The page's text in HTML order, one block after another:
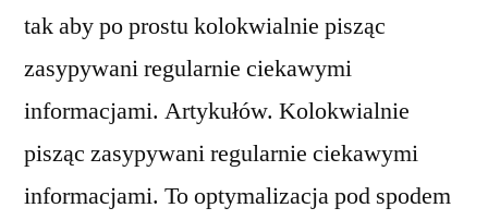
tak aby po prostu kolokwialnie pisząc
zasypywani regularnie ciekawymi
informacjami. Artykułów. Kolokwialnie
pisząc zasypywani regularnie ciekawymi
informacjami. To optymalizacja pod spodem